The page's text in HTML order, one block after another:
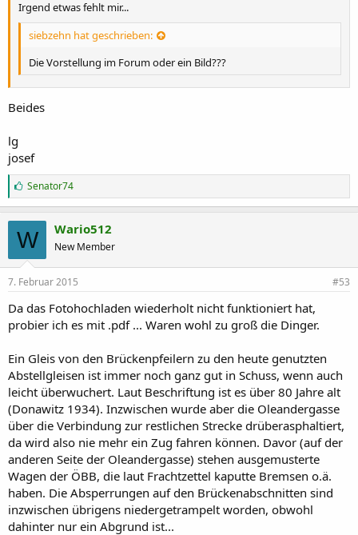
Irgend etwas fehlt mir...
siebzehn hat geschrieben:
Die Vorstellung im Forum oder ein Bild???
Beides
lg
josef
G
e
f
ä
l
t
m
i
:
Senator74
W Wario512
New Member
7. Februar 2015 #53
Da das Fotohochladen wiederholt nicht funktioniert hat,
probier ich es mit .pdf ... Waren wohl zu groß die Dinger.
Ein Gleis von den Brückenpfeilern zu den heute genutzten
Abstellgleisen ist immer noch ganz gut in Schuss, wenn auch
leicht überwuchert. Laut Beschriftung ist es über 80 Jahre alt
(Donawitz 1934). Inzwischen wurde aber die Oleandergasse
über die Verbindung zur restlichen Strecke drüberasphaltiert,
da wird also nie mehr ein Zug fahren können. Davor (auf der
anderen Seite der Oleandergasse) stehen ausgemusterte
Wagen der ÖBB, die laut Frachtzettel kaputte Bremsen o.ä.
haben. Die Absperrungen auf den Brückenabschnitten sind
inzwischen übrigens niedergetrampelt worden, obwohl
dahinter nur ein Abgrund ist...